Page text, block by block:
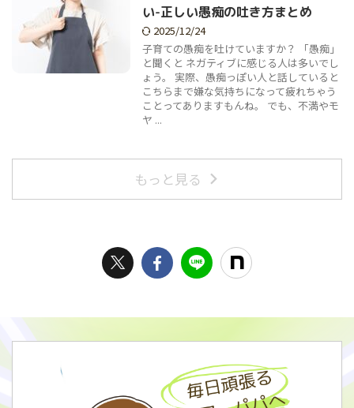
い-正しい愚痴の吐き方まとめ
2025/12/24
子育ての愚痴を吐けていますか？ 「愚痴」
と聞くと ネガティブに感じる人は多いでし
ょう。 実際、愚痴っぽい人と話していると
こちらまで嫌な気持ちになって疲れちゃう
ことってありますもんね。 でも、不満やモ
ヤ ...
もっと見る